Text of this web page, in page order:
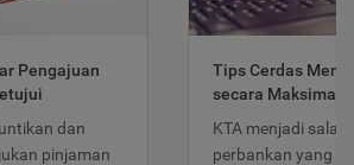
Pengajuan
dan
pinjaman
Tips Cerdas
secara Maksimal
KTA menjadi
perbankan yang